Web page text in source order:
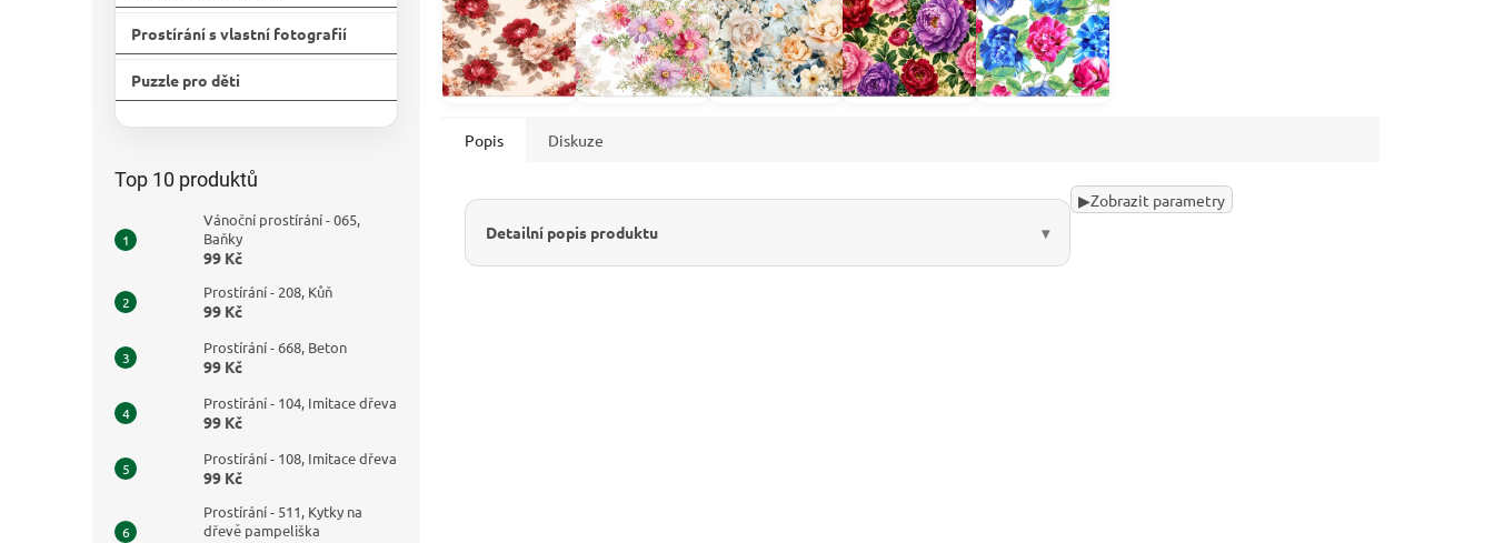
Prostírání s vlastní fotografií
Puzzle pro děti
kategorie
Top 10 produktů
Vánoční prostírání - 065,
Baňky
99 Kč
Prostírání - 208, Kůň
99 Kč
Prostírání - 668, Beton
99 Kč
Prostírání - 104, Imitace dřeva
99 Kč
Prostírání - 108, Imitace dřeva
99 Kč
Prostírání - 511, Kytky na
dřevě pampeliška
Popis Diskuze
Detailní popis produktu
▶Zobrazit parametry